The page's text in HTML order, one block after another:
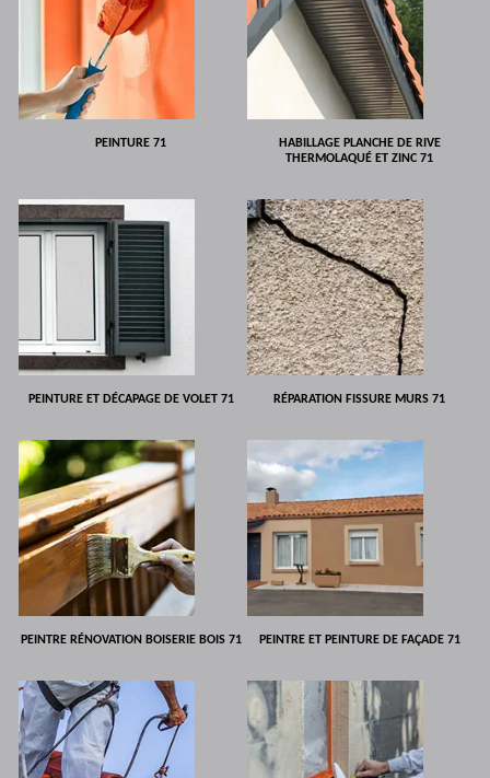
PEINTURE 71
HABILLAGE PLANCHE DE RIVE
THERMOLAQUÉ ET ZINC 71
PEINTURE ET DÉCAPAGE DE VOLET 71 RÉPARATION FISSURE MURS 71
PEINTRE RÉNOVATION BOISERIE BOIS 71 PEINTRE ET PEINTURE DE FAÇADE 71